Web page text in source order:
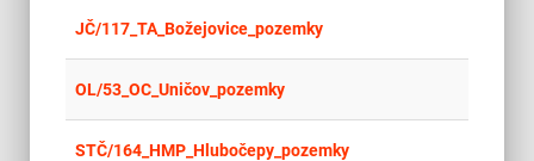
JČ/117_TA_Božejovice_pozemky
OL/53_OC_Uničov_pozemky
STČ/164_HMP_Hlubočepy_pozemky